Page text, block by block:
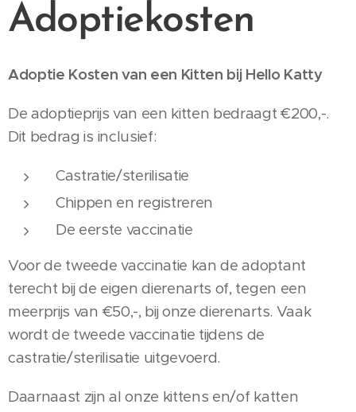
Adoptiekosten
Adoptie Kosten van een Kitten bij Hello Katty
De adoptieprijs van een kitten bedraagt €200,-.
Dit bedrag is inclusief:
Castratie/sterilisatie
Chippen en registreren
De eerste vaccinatie
Voor de tweede vaccinatie kan de adoptant
terecht bij de eigen dierenarts of, tegen een
meerprijs van €50,-, bij onze dierenarts. Vaak
wordt de tweede vaccinatie tijdens de
castratie/sterilisatie uitgevoerd.
Daarnaast zijn al onze kittens en/of katten